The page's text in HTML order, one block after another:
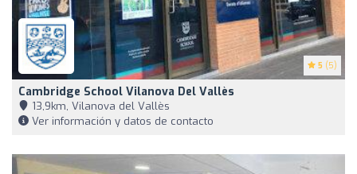
5 (5)
Cambridge School Vilanova Del Vallès
13,9km, Vilanova del Vallès
Ver información y datos de contacto